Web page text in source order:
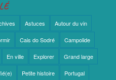
Astuces Autour du vin
Cais do Sodré Campolide
En ville Explorer Grand large
Petite histoire Portugal